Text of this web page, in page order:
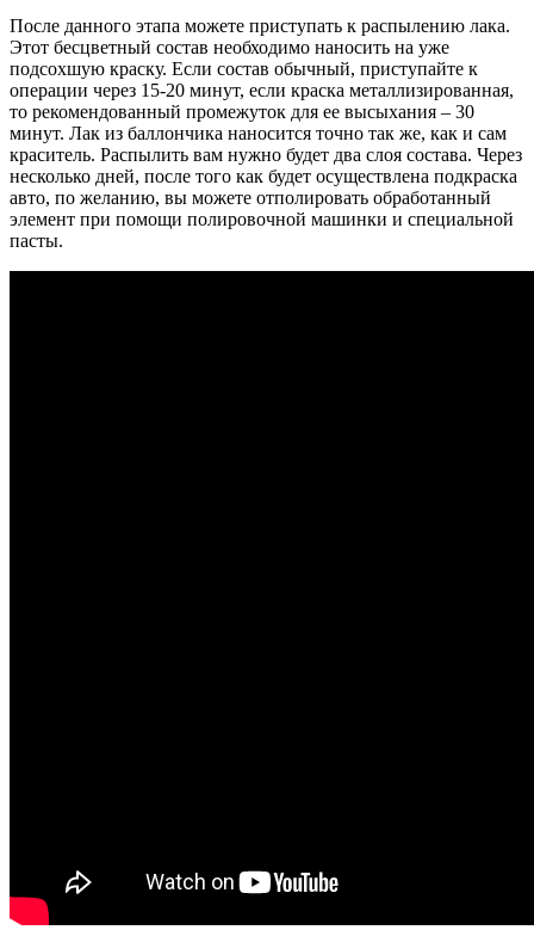
После данного этапа можете приступать к распылению лака.
Этот бесцветный состав необходимо наносить на уже
подсохшую краску. Если состав обычный, приступайте к
операции через 15-20 минут, если краска металлизированная,
то рекомендованный промежуток для ее высыхания – 30
минут. Лак из баллончика наносится точно так же, как и сам
краситель. Распылить вам нужно будет два слоя состава. Через
несколько дней, после того как будет осуществлена подкраска
авто, по желанию, вы можете отполировать обработанный
элемент при помощи полировочной машинки и специальной
пасты.